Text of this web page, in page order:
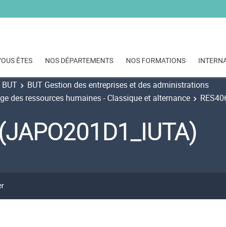
ÊTES NOS DÉPARTEMENTS NOS FORMATIONS
BUT
BUT Gestion des entreprises et des administrations
des ressources humaines - Classique et alternance